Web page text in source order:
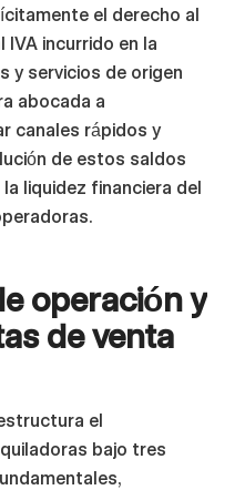
el derecho al
incurrido en la
y servicios de origen
abocada a
canales rápidos y
de estos saldos
liquidez financiera del
operación y
de venta
el
bajo tres